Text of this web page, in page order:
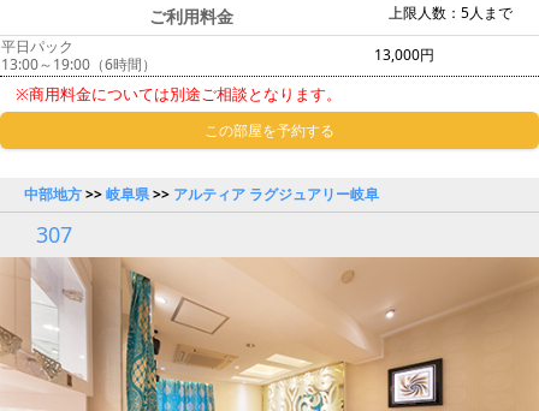
上限人数：5人まで
ご利用料金
平日パック
13:00～19:00（6時間）
13,000円
※商用料金については別途ご相談となります。
この部屋を予約する
中部地方>>岐阜県>> アルティア ラグジュアリー岐阜
307